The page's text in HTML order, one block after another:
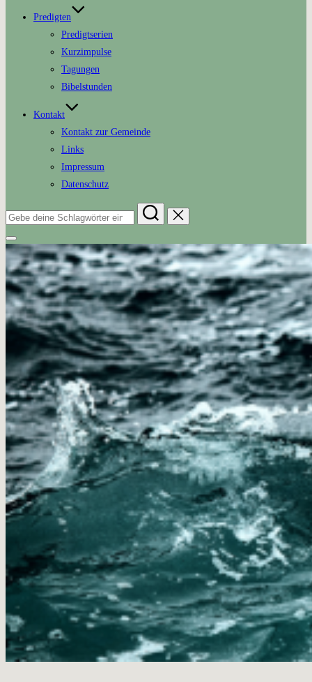
Predigten
Predigtserien
Kurzimpulse
Tagungen
Bibelstunden
Kontakt
Kontakt zur Gemeinde
Links
Impressum
Datenschutz
Suchen
nach:
Seitenleiste
&
Navigation
umschalten